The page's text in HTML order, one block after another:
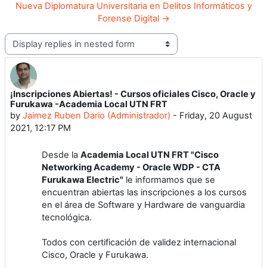
Nueva Diplomatura Universitaria en Delitos Informáticos y
Forense Digital →
Display mode
¡Inscripciones Abiertas! - Cursos oficiales Cisco, Oracle y
Furukawa -Academia Local UTN FRT
by Jaimez Ruben Dario (Administrador) - Friday, 20 August
2021, 12:17 PM
Number of replies: 0
Desde la Academia Local UTN FRT "Cisco
Networking Academy - Oracle WDP - CTA
Furukawa Electric" le informamos que se
encuentran abiertas las inscripciones a los cursos
en el área de Software y Hardware de vanguardia
tecnológica.
Todos con certificación de validez internacional
Cisco, Oracle y Furukawa.